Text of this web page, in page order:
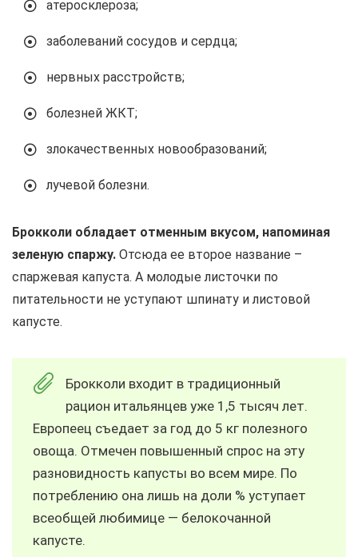
атеросклероза;
заболеваний сосудов и сердца;
нервных расстройств;
болезней ЖКТ;
злокачественных новообразований;
лучевой болезни.
Брокколи обладает отменным вкусом, напоминая
зеленую спаржу. Отсюда ее второе название –
спаржевая капуста. А молодые листочки по
питательности не уступают шпинату и листовой
капусте.
Брокколи входит в традиционный
рацион итальянцев уже 1,5 тысяч лет.
Европеец съедает за год до 5 кг полезного
овоща. Отмечен повышенный спрос на эту
разновидность капусты во всем мире. По
потреблению она лишь на доли % уступает
всеобщей любимице — белокочанной
капусте.